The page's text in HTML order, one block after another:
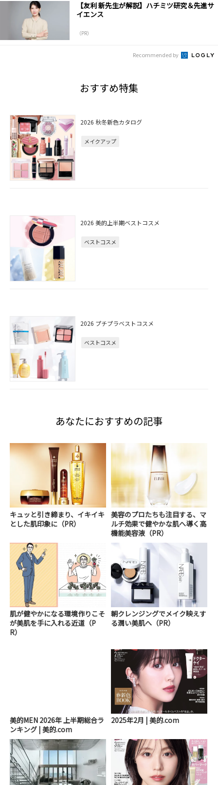
【友利 新先生が解説】ハチミツ研究＆先進サ
イエンス
（PR）
Recommended by
おすすめ特集
2026 秋冬新色カタログ
メイクアップ
2026 美的上半期ベストコスメ
ベストコスメ
2026 プチプラベストコスメ
ベストコスメ
あなたにおすすめの記事
キュッと引き締まり、イキイキ
とした肌印象に（PR）
美容のプロたちも注目する、マ
ルチ効果で健やかな肌へ導く高
機能美容液（PR）
肌が健やかになる環境作りこそ
が美肌を手に入れる近道（P
R）
朝クレンジングでメイク映えす
る潤い美肌へ（PR）
美的MEN 2026年 上半期総合ラ
ンキング | 美的.com
2025年2月 | 美的.com